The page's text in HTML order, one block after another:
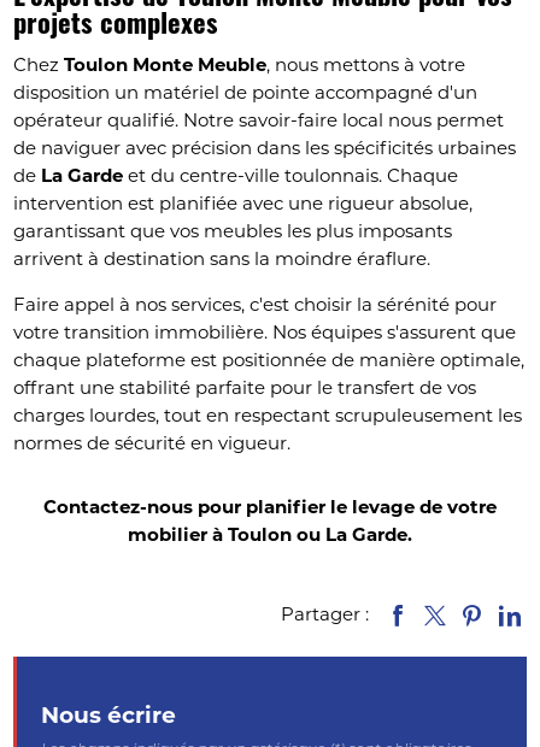
projets complexes
Chez Toulon Monte Meuble, nous mettons à votre
disposition un matériel de pointe accompagné d'un
opérateur qualifié. Notre savoir-faire local nous permet
de naviguer avec précision dans les spécificités urbaines
de La Garde et du centre-ville toulonnais. Chaque
intervention est planifiée avec une rigueur absolue,
garantissant que vos meubles les plus imposants
arrivent à destination sans la moindre éraflure.
Faire appel à nos services, c'est choisir la sérénité pour
votre transition immobilière. Nos équipes s'assurent que
chaque plateforme est positionnée de manière optimale,
offrant une stabilité parfaite pour le transfert de vos
charges lourdes, tout en respectant scrupuleusement les
normes de sécurité en vigueur.
Contactez-nous pour planifier le levage de votre
mobilier à Toulon ou La Garde.
Partager :
Nous écrire